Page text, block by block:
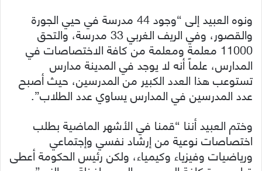
ونوه العبيد إلى “وجود 44 مدرسة في حيي الجورة
والقصور، وفي الريف الغربي 33 مدرسة، والتحق
11000 معلمة ومعلمة من كافة الاختصاصات في
المدارس، علماً أنه لا يوجد في المدينة مدارس
تستوعب هذا العدد الكبير من المدرسين، حيث أصبح
عدد المدرسين في المدارس يساوي عدد الطلاب”.
وختم العبيد أننا “قمنا في الأشهر الماضية بطلب
اختصاصات نوعية من إرشاد نفسي وإجتماعي
ورياضيات وفيزياء وكيمياء، ولكن رئيس الحكومة أعطى